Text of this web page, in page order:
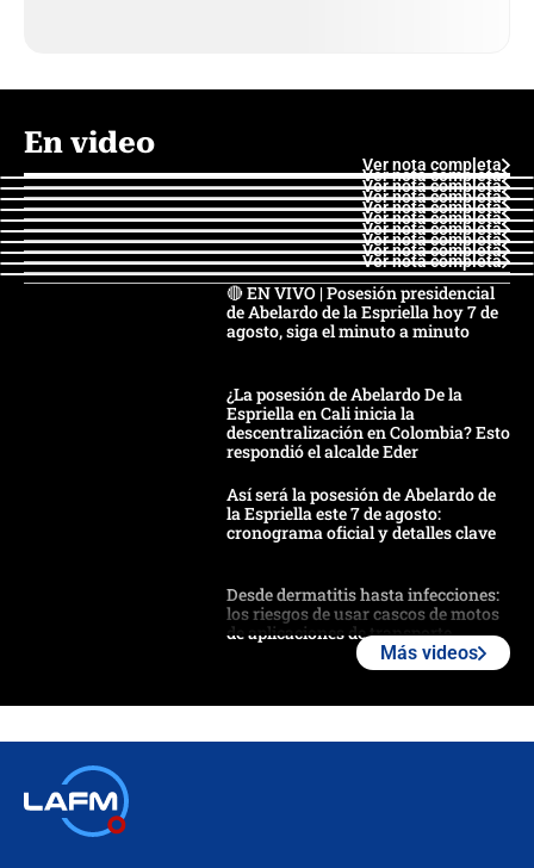
En video
Ver nota completa
Ver nota completa
Ver nota completa
Ver nota completa
Ver nota completa
Ver nota completa
Ver nota completa
Ver nota completa
Ver nota completa
Ver nota completa
🔴 EN VIVO | Posesión presidencial
de Abelardo de la Espriella hoy 7 de
agosto, siga el minuto a minuto
¿La posesión de Abelardo De la
Espriella en Cali inicia la
descentralización en Colombia? Esto
respondió el alcalde Eder
Así será la posesión de Abelardo de
la Espriella este 7 de agosto:
cronograma oficial y detalles clave
Desde dermatitis hasta infecciones:
los riesgos de usar cascos de motos
de aplicaciones de transporte
Más videos